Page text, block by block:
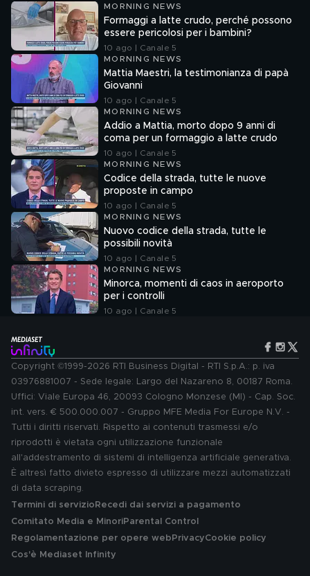
MORNING NEWS
Formaggi a latte crudo, perché possono
essere pericolosi per i bambini?
10 ago | Canale 5
MORNING NEWS
Mattia Maestri, la testimonianza di papà
Giovanni
10 ago | Canale 5
MORNING NEWS
Addio a Mattia, morto dopo 9 anni di
coma per un formaggio a latte crudo
10 ago | Canale 5
MORNING NEWS
Codice della strada, tutte le nuove
proposte in campo
10 ago | Canale 5
MORNING NEWS
Nuovo codice della strada, tutte le
possibili novità
10 ago | Canale 5
MORNING NEWS
Minorca, momenti di caos in aeroporto
per i controlli
10 ago | Canale 5
Copyright ©1999-2026 RTI Business Digital - RTI S.p.A.: p. iva
03976881007 - Sede legale: Largo del Nazareno 8, 00187 Roma.
Uffici: Viale Europa 46, 20093 Cologno Monzese (MI) - Cap. Soc.
int. vers. € 500.000.007 - Gruppo MFE Media For Europe N.V. -
Tutti i diritti riservati. Rispetto ai contenuti trasmessi e/o
riprodotti è vietata ogni utilizzazione funzionale
all'addestramento di sistemi di intelligenza artificiale generativa.
È altresì fatto divieto espresso di utilizzare mezzi automatizzati
di data scraping.
Termini di servizio Recedi dai servizi a pagamento
Comitato Media e MinoriParental Control
Regolamentazione per opere web PrivacyCookie policy
Cos'è Mediaset Infinity